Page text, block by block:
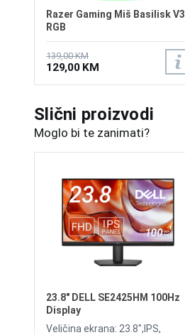
Razer Gaming Miš Basilisk V3
RGB
139,00 KM
129,00 KM
Slični proizvodi
Moglo bi te zanimati?
23.8" DELL SE2425HM 100Hz
Display
Veličina ekrana: 23.8",IPS,